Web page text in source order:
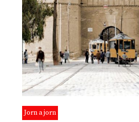
Jorn a jorn